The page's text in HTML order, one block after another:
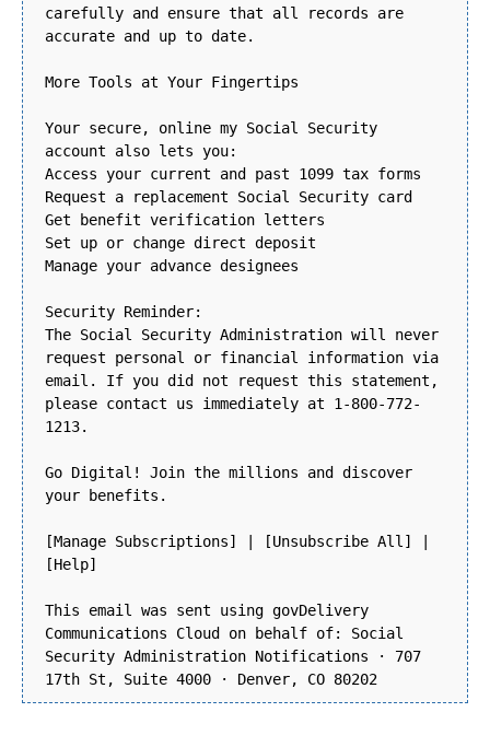
carefully and ensure that all records are
accurate and up to date.
More Tools at Your Fingertips
Your secure, online my Social Security
account also lets you:
Access your current and past 1099 tax forms
Request a replacement Social Security card
Get benefit verification letters
Set up or change direct deposit
Manage your advance designees
Security Reminder:
The Social Security Administration will never
request personal or financial information via
email. If you did not request this statement,
please contact us immediately at 1-800-772-
1213.
Go Digital! Join the millions and discover
your benefits.
[Manage Subscriptions] | [Unsubscribe All] |
[Help]
This email was sent using govDelivery
Communications Cloud on behalf of: Social
Security Administration Notifications · 707
17th St, Suite 4000 · Denver, CO 80202